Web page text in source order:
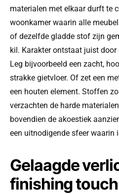
materialen met elkaar durft te
woonkamer waarin alle
of dezelfde gladde stof zijn
kil. Karakter ontstaat juist door
Leg bijvoorbeeld een zacht,
strakke gietvloer. Of zet een
een houten element. Stoffen
verzachten de harde
bovendien de akoestiek
een uitnodigende sfeer waarin
Gelaagde
finishing touch